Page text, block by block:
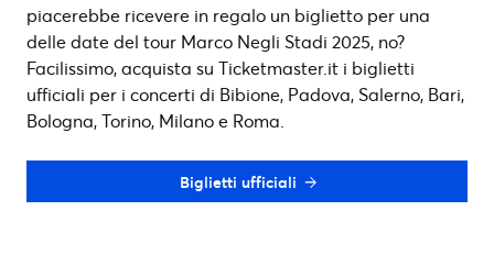
piacerebbe ricevere in regalo un biglietto per una
delle date del tour Marco Negli Stadi 2025, no?
Facilissimo, acquista su Ticketmaster.it i biglietti
ufficiali per i concerti di Bibione, Padova, Salerno, Bari,
Bologna, Torino, Milano e Roma.
Biglietti ufficiali